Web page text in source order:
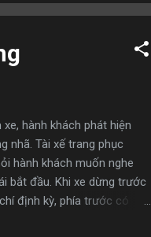
hành khách phát hiện
nhã. Tài xế trang phục
hành khách muốn nghe
bắt đầu. Khi xe dừng trước
định kỳ, phía trước có